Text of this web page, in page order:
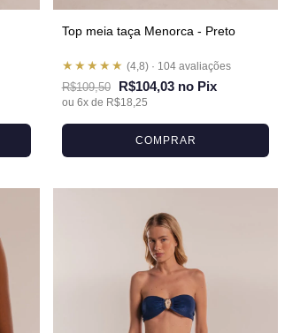
Top meia taça Menorca - Preto
★★★★★ (4,8) · 104 avaliações
R$109,50 R$104,03 no Pix
ou 6x de R$18,25
COMPRAR